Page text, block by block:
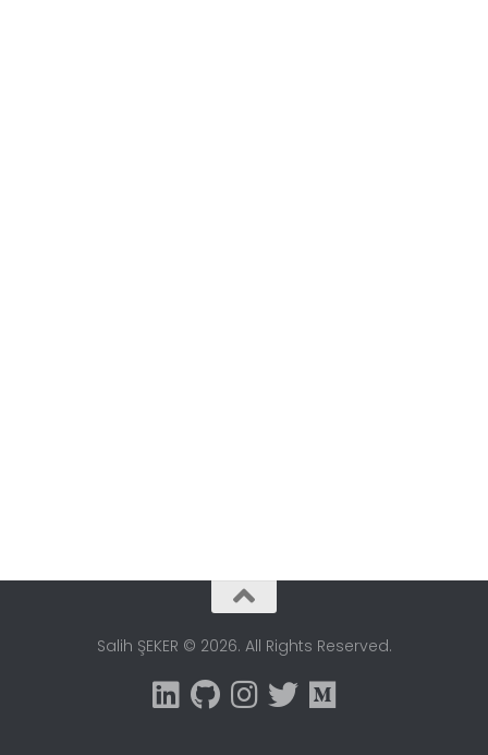
Salih ŞEKER © 2026. All Rights Reserved.